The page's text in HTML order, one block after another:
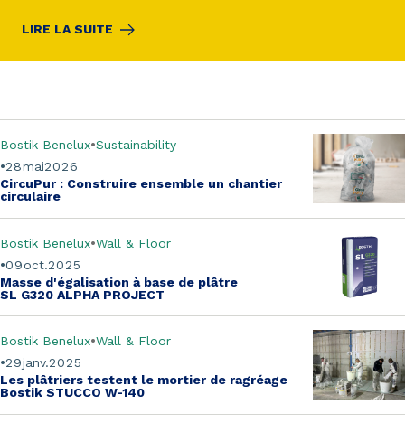
LIRE LA SUITE
mai
28 2026
Bostik Benelux Sustainability
CircuPur : Construire ensemble un chantier
circulaire
oct.
09 2025
Bostik Benelux Wall & Floor
Masse d'égalisation à base de plâtre
SL G320 ALPHA PROJECT
janv.
29 2025
Bostik Benelux Wall & Floor
Les plâtriers testent le mortier de ragréage
Bostik STUCCO W-140